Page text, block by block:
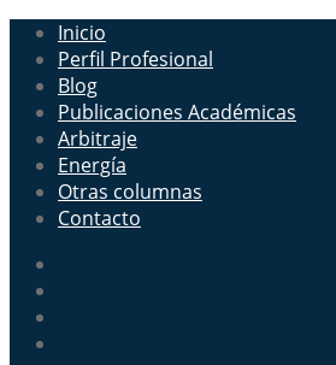
Inicio
Perfil Profesional
Blog
Publicaciones Académicas
Arbitraje
Energía
Otras columnas
Contacto